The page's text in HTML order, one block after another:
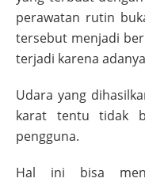
perawatan rutin
tersebut menjadi
terjadi karena
Udara yang
karat tentu tidak
pengguna.
Hal ini bisa